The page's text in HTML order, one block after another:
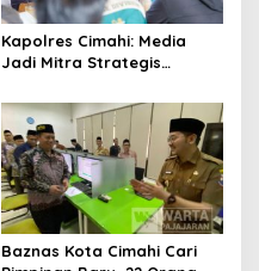
Kapolres Cimahi: Media
Jadi Mitra Strategis
Publik
Baznas Kota Cimahi Cari